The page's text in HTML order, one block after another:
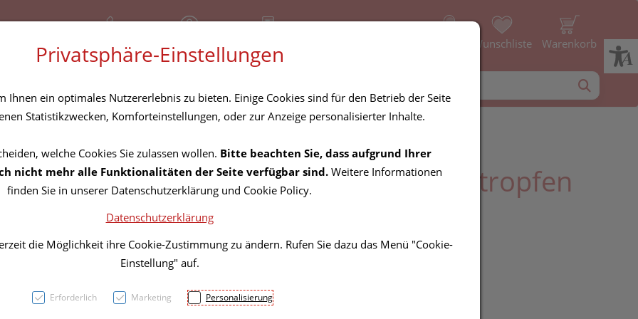
+43 (01) 3683167 Geschlossen Wunschliste Warenkorb
PASCONAL Nerventropfen
24,30 EUR
Privatsphäre-Einstellungen
Ihnen ein optimales Nutzererlebnis zu bieten. Einige Cookies sind für den Betrieb der Seite
Statistikzwecken, Komforteinstellungen, oder zur Anzeige personalisierter Inhalte.
welche Cookies Sie zulassen wollen. Bitte beachten Sie, dass aufgrund Ihrer
nicht mehr alle Funktionalitäten der Seite verfügbar sind. Weitere Informationen
finden Sie in unserer Datenschutzerklärung und Cookie Policy.
Datenschutzerklärung
die Möglichkeit ihre Cookie-Zustimmung zu ändern. Rufen Sie dazu das Menü "Cookie-
Einstellung" auf.
Erforderlich Marketing Personalisierung